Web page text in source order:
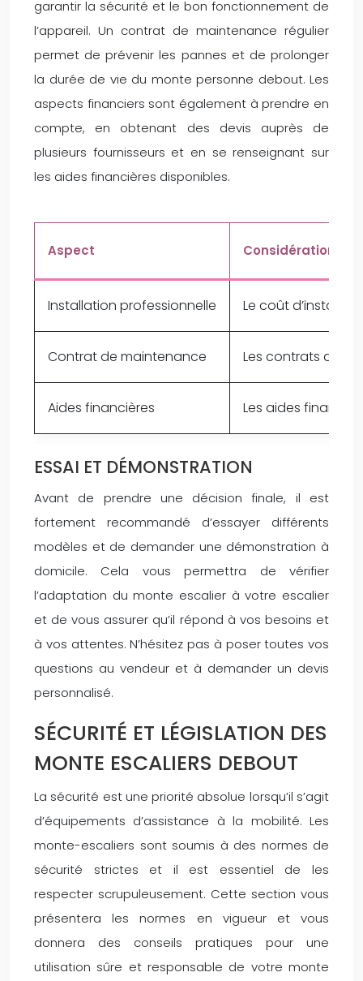
garantir la sécurité et le bon fonctionnement de
l’appareil. Un contrat de maintenance régulier
permet de prévenir les pannes et de prolonger
la durée de vie du monte personne debout. Les
aspects financiers sont également à prendre en
compte, en obtenant des devis auprès de
plusieurs fournisseurs et en se renseignant sur
les aides financières disponibles.
Aspect Considérations
Installation professionnelle Le coût
Contrat de maintenance Les contrats
Aides financières Les aides
ESSAI ET DÉMONSTRATION
Avant de prendre une décision finale, il est
fortement recommandé d’essayer différents
modèles et de demander une démonstration à
domicile. Cela vous permettra de vérifier
l’adaptation du monte escalier à votre escalier
et de vous assurer qu’il répond à vos besoins et
à vos attentes. N’hésitez pas à poser toutes vos
questions au vendeur et à demander un devis
personnalisé.
SÉCURITÉ ET LÉGISLATION DES
MONTE ESCALIERS DEBOUT
La sécurité est une priorité absolue lorsqu’il s’agit
d’équipements d’assistance à la mobilité. Les
monte-escaliers sont soumis à des normes de
sécurité strictes et il est essentiel de les
respecter scrupuleusement. Cette section vous
présentera les normes en vigueur et vous
donnera des conseils pratiques pour une
utilisation sûre et responsable de votre monte